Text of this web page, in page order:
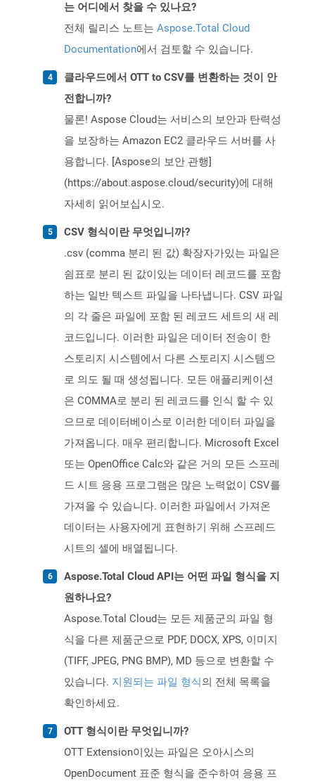
는 어디에서 찾을 수 있나요?
전체 릴리스 노트는 Aspose.Total Cloud
Documentation에서 검토할 수 있습니다.
클라우드에서 OTT to CSV를 변환하는 것이 안
전합니까?
물론! Aspose Cloud는 서비스의 보안과 탄력성
을 보장하는 Amazon EC2 클라우드 서버를 사
용합니다. [Aspose의 보안 관행]
(https://about.aspose.cloud/security)에 대해
자세히 읽어보십시오.
CSV 형식이란 무엇입니까?
.csv (comma 분리 된 값) 확장자가있는 파일은
쉼표로 분리 된 값이있는 데이터 레코드를 포함
하는 일반 텍스트 파일을 나타냅니다. CSV 파일
의 각 줄은 파일에 포함 된 레코드 세트의 새 레
코드입니다. 이러한 파일은 데이터 전송이 한
스토리지 시스템에서 다른 스토리지 시스템으
로 의도 될 때 생성됩니다. 모든 애플리케이션
은 COMMA로 분리 된 레코드를 인식 할 수 있
으므로 데이터베이스로 이러한 데이터 파일을
가져옵니다. 매우 편리합니다. Microsoft Excel
또는 OpenOffice Calc와 같은 거의 모든 스프레
드 시트 응용 프로그램은 많은 노력없이 CSV를
가져올 수 있습니다. 이러한 파일에서 가져온
데이터는 사용자에게 표현하기 위해 스프레드
시트의 셀에 배열됩니다.
Aspose.Total Cloud API는 어떤 파일 형식을 지
원하나요?
Aspose.Total Cloud는 모든 제품군의 파일 형
식을 다른 제품군으로 PDF, DOCX, XPS, 이미지
(TIFF, JPEG, PNG BMP), MD 등으로 변환할 수
있습니다. 지원되는 파일 형식의 전체 목록을
확인하세요.
OTT 형식이란 무엇입니까?
OTT Extension이있는 파일은 오아시스의
OpenDocument 표준 형식을 준수하여 응용 프